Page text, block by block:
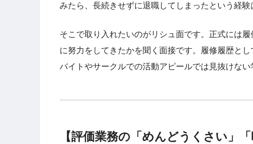
みたら、長続きせずに退職してしまったという経験
そこで取り入れたいのがリシュ面です。正式には
に努力をしてきたかを聞く面接です。履修履歴と
バイトやサークルでの活動アピールでは見抜けな
【評価業務の「めんどうくさい」